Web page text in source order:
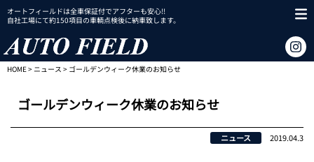
オートフィールドは全車保証付でアフターも安心!!
自社工場にて約150項目の車輌点検後に納車致します。
HOME> ニュース > ゴールデンウィーク休業のお知らせ
ゴールデンウィーク休業のお知らせ
ニュース 2019.04.3